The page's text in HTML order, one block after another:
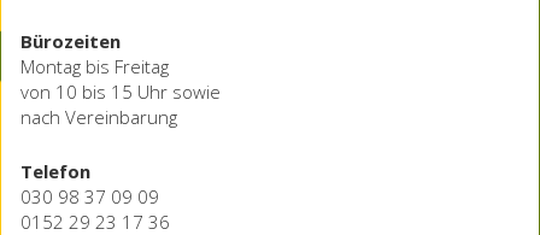
Bürozeiten
Montag bis Freitag
von 10 bis 15 Uhr sowie
nach Vereinbarung
Telefon
030 98 37 09 09
0152 29 23 17 36